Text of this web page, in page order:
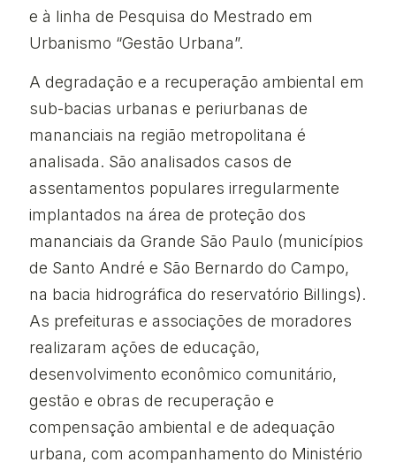
e à linha de Pesquisa do Mestrado em
Urbanismo “Gestão Urbana”.
A degradação e a recuperação ambiental em
sub-bacias urbanas e periurbanas de
mananciais na região metropolitana é
analisada. São analisados casos de
assentamentos populares irregularmente
implantados na área de proteção dos
mananciais da Grande São Paulo (municípios
de Santo André e São Bernardo do Campo,
na bacia hidrográfica do reservatório Billings).
As prefeituras e associações de moradores
realizaram ações de educação,
desenvolvimento econômico comunitário,
gestão e obras de recuperação e
compensação ambiental e de adequação
urbana, com acompanhamento do Ministério